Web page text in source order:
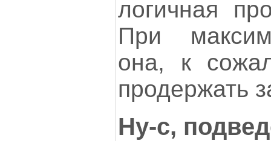
логичная
При
она, к
продержать
Ну-с,